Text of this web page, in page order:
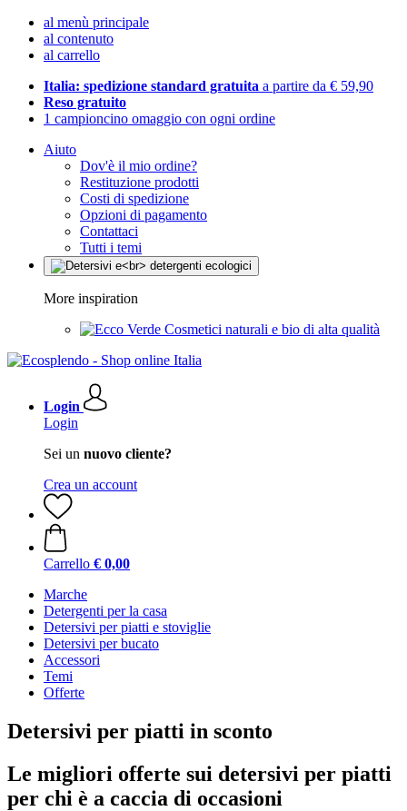
al menù principale
al contenuto
al carrello
Italia: spedizione standard gratuita a partire da € 59,90
Reso gratuito
1 campioncino omaggio con ogni ordine
Aiuto
Dov'è il mio ordine?
Restituzione prodotti
Costi di spedizione
Opzioni di pagamento
Contattaci
Tutti i temi
More inspiration
Cosmetici naturali e bio di alta qualità
Login
Login
Sei un nuovo cliente?
Crea un account
Carrello € 0,00
Marche
Detergenti per la casa
Detersivi per piatti e stoviglie
Detersivi per bucato
Accessori
Temi
Offerte
Detersivi per piatti in sconto
Le migliori offerte sui detersivi per piatti
per chi è a caccia di occasioni